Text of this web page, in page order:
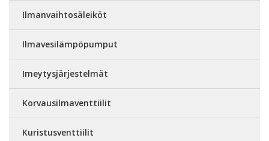
Ilmanvaihtosäleiköt
Ilmavesilämpöpumput
Imeytysjärjestelmät
Korvausilmaventtiilit
Kuristusventtiilit